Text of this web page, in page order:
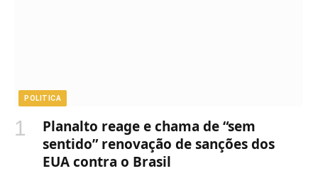
POLITICA
Planalto reage e chama de “sem
sentido” renovação de sanções dos
EUA contra o Brasil